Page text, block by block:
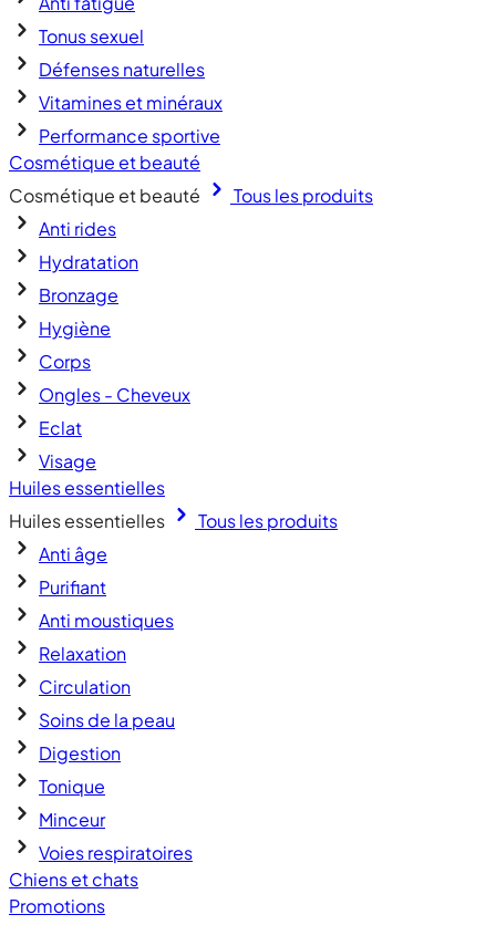
Tonus sexuel
Défenses naturelles
Vitamines et minéraux
Performance sportive
Cosmétique et beauté
Cosmétique et beauté
Tous les produits
Anti rides
Hydratation
Bronzage
Hygiène
Corps
Ongles - Cheveux
Eclat
Visage
Huiles essentielles
Huiles essentielles
Tous les produits
Anti âge
Purifiant
Anti moustiques
Relaxation
Circulation
Soins de la peau
Digestion
Tonique
Minceur
Voies respiratoires
Chiens et chats
Promotions